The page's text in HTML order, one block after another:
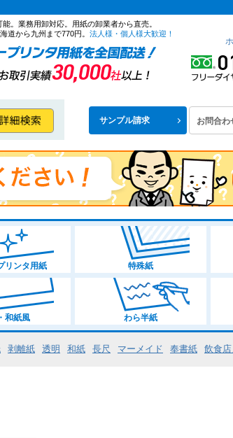
。業務用卸対応。用紙の卸業者から直売。
道から九州まで770円。 法人様・個人様大歓迎！
サンプル請求 お問合わ
リンタ用紙 特殊紙
和紙風 わら半紙
剥離紙 透明 和紙 長尺 マーメイド 奉書紙 飲食